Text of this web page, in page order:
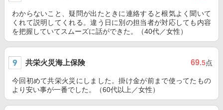
わからないこと、疑問が出たときに連絡すると根気よく聞いて
くれて説明してくれる。違う日に別の担当者が対応しても内容
を把握していてスムーズに話ができた。（40代／女性）
共栄火災海上保険 69.5点
今回初めて共栄火災にしました。掛け金が前まで使ってたもの
より安い事が一番でした。（60代以上／女性）